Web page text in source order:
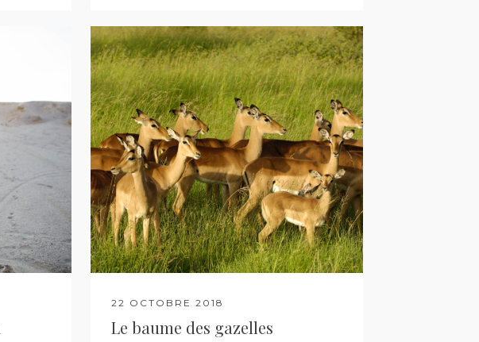
22 OCTOBRE 2018
Le baume des gazelles